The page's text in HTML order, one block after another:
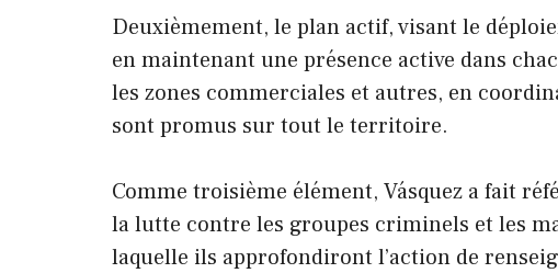
Deuxièmement, le plan actif, visant le
en maintenant une présence active dans
les zones commerciales et autres, en
sont promus sur tout le territoire.
Comme troisième élément, Vásquez a fait
la lutte contre les groupes criminels et les
laquelle ils approfondiront l’action de